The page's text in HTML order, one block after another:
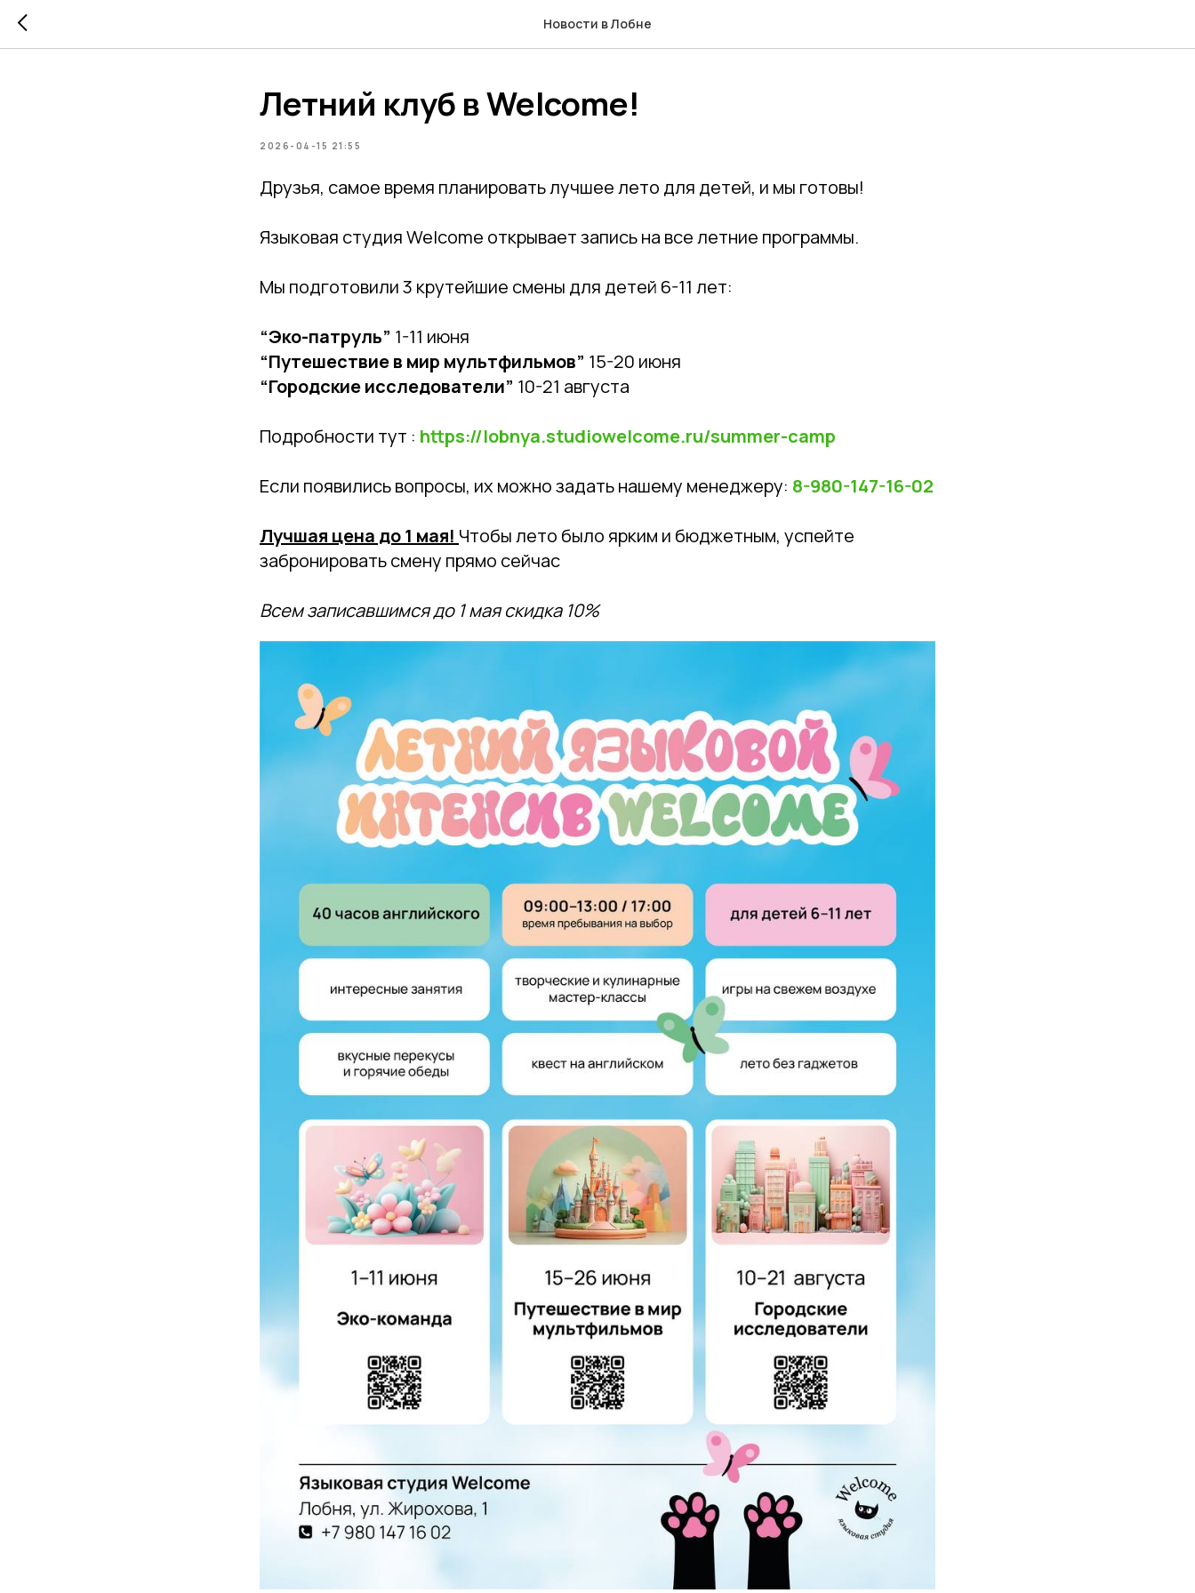
Новости в Лобне
Летний клуб в Welcome!
2026-04-15 21:55
Друзья, самое время планировать лучшее лето для детей, и мы готовы!
Языковая студия Welcome открывает запись на все летние программы.
Мы подготовили 3 крутейшие смены для детей 6-11 лет:
“Эко-патруль” 1-11 июня
“Путешествие в мир мультфильмов” 15-20 июня
“Городские исследователи” 10-21 августа
Подробности тут : https://lobnya.studiowelcome.ru/summer-camp
Если появились вопросы, их можно задать нашему менеджеру: 8-980-147-16-02
Лучшая цена до 1 мая! Чтобы лето было ярким и бюджетным, успейте
забронировать смену прямо сейчас
Всем записавшимся до 1 мая скидка 10%